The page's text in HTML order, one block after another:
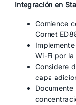
Integración en
Comience
Cornet
Wi-Fi por la
Considere
capa
Documente